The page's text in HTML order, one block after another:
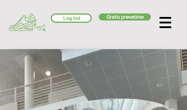
Log ind Gratis prøvetime